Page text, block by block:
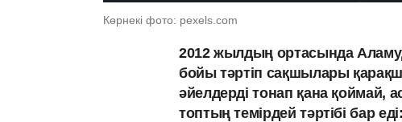
Көрнекі фото: pexels.com
2012 жылдың ортасында
бойы тәртіп сақшылары
әйелдерді тонап қана қоймай,
топтың темірдей тәртібі бар